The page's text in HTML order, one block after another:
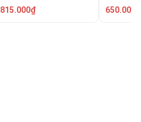
CC-C32
815.000₫ 650.000₫